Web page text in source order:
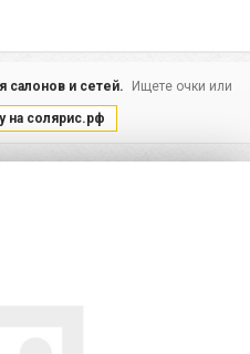
салонов и сетей.
Ищете очки или
на солярис.рф